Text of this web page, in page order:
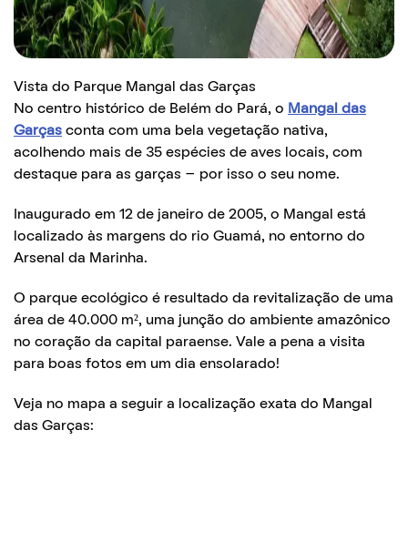
Vista do Parque Mangal das Garças
No centro histórico de Belém do Pará, o Mangal das
Garças conta com uma bela vegetação nativa,
acolhendo mais de 35 espécies de aves locais, com
destaque para as garças – por isso o seu nome.
Inaugurado em 12 de janeiro de 2005, o Mangal está
localizado às margens do rio Guamá, no entorno do
Arsenal da Marinha.
O parque ecológico é resultado da revitalização de uma
área de 40.000 m², uma junção do ambiente amazônico
no coração da capital paraense. Vale a pena a visita
para boas fotos em um dia ensolarado!
Veja no mapa a seguir a localização exata do Mangal
das Garças: